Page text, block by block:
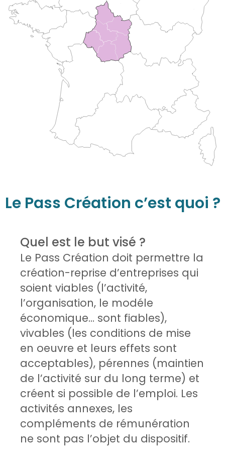
Le Pass Création c’est quoi ?
Quel est le but visé ?
Le Pass Création doit permettre la
création-reprise d’entreprises qui
soient viables (l’activité,
l’organisation, le modéle
économique… sont fiables),
vivables (les conditions de mise
en oeuvre et leurs effets sont
acceptables), pérennes (maintien
de l’activité sur du long terme) et
créent si possible de l’emploi. Les
activités annexes, les
compléments de rémunération
ne sont pas l’objet du dispositif.